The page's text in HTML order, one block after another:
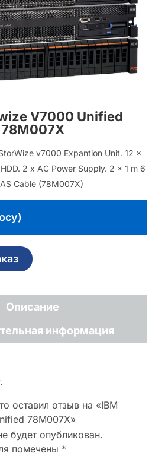
V7000 Unified
78M007X
v7000 Expantion Unit. 12 x
2 x AC Power Supply. 2 x 1 m 6
Cable (78M007X)
Описание
информация
оставил отзыв на «IBM
78M007X»
будет опубликован.
помечены *